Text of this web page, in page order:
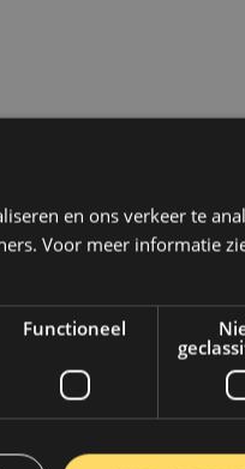
en ons verkeer te
Voor meer informatie
Functioneel